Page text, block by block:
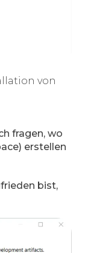
von
fragen, wo
erstellen
bist,